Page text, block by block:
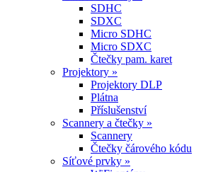
SDHC
SDXC
Micro SDHC
Micro SDXC
Čtečky pam. karet
Projektory »
Projektory DLP
Plátna
Příslušenství
Scannery a čtečky »
Scannery
Čtečky čárového kódu
Síťové prvky »